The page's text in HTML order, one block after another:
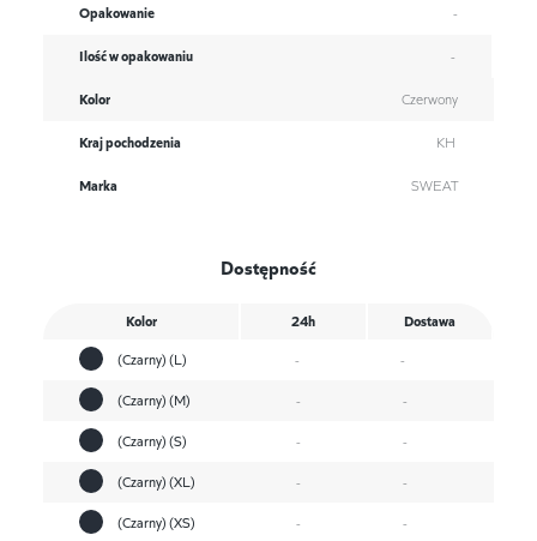
Opakowanie -
Ilość w opakowaniu -
Kolor Czerwony
Kraj pochodzenia KH
Marka SWEAT
Dostępność
Kolor 24h
Dostawa
(Czarny) (L)
-
-
(Czarny) (M)
-
-
(Czarny) (S)
-
-
(Czarny) (XL)
-
-
(Czarny) (XS)
-
-